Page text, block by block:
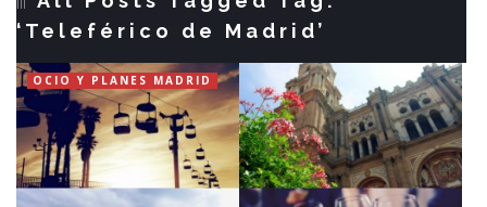
‘Teleférico de Madrid’
OCIO Y PLANES MADRID